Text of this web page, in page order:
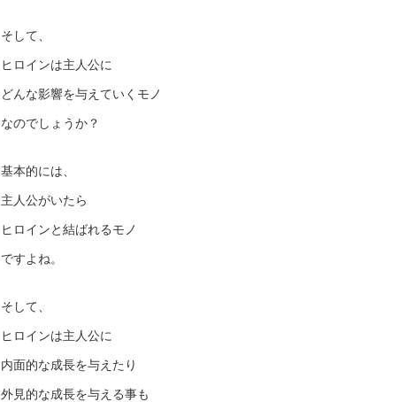
そして、
ヒロインは主人公に
どんな影響を与えていくモノ
なのでしょうか？
基本的には、
主人公がいたら
ヒロインと結ばれるモノ
ですよね。
そして、
ヒロインは主人公に
内面的な成長を与えたり
外見的な成長を与える事も